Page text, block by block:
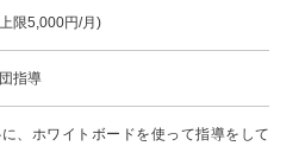
限5,000円/月)
指導
、ホワイトボードを使って指導をして